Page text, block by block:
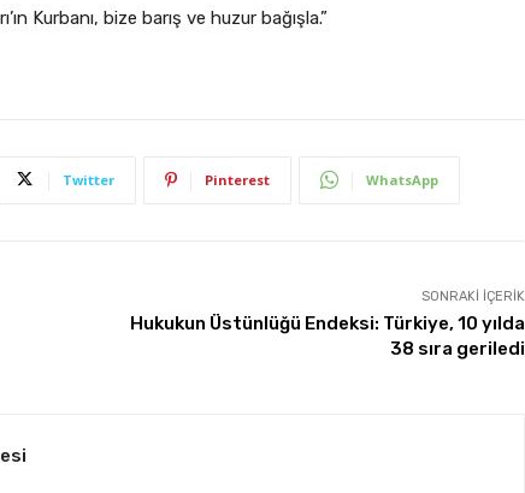
Kurbanı, bize barış ve huzur bağışla.”
Twitter Pinterest WhatsApp
SONRAKI İÇERIK
Hukukun Üstünlüğü Endeksi: Türkiye, 10 yılda
38 sıra geriledi